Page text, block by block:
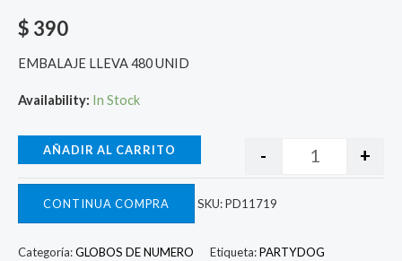
$ 390
EMBALAJE LLEVA 480 UNID
Availability: In Stock
- +
AÑADIR AL CARRITO
CONTINUA COMPRA SKU:PD11719
Categoría:GLOBOS DE NUMERO Etiqueta:PARTYDOG